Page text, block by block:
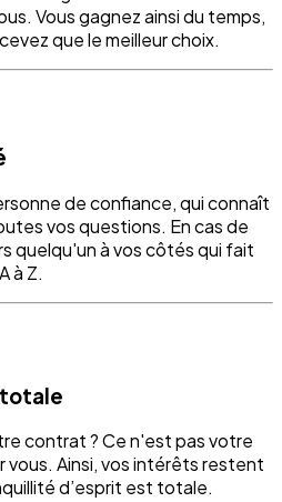
Vous gagnez ainsi du temps,
que le meilleur choix.
de confiance, qui connaît
vos questions. En cas de
quelqu'un à vos côtés qui fait
à Z.
contrat ? Ce n'est pas votre
vous. Ainsi, vos intérêts restent
d’esprit est totale.